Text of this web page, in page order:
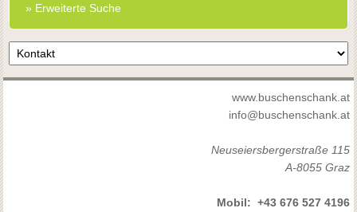
» Erweiterte Suche
www.buschenschank.at
info@buschenschank.at
Neuseiersbergerstraße 115
A-8055 Graz
Mobil: +43 676 527 4196